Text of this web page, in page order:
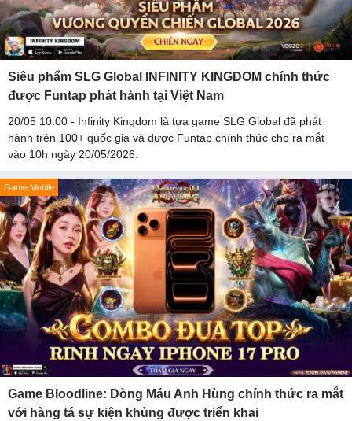
Siêu phẩm SLG Global INFINITY KINGDOM chính thức
được Funtap phát hành tại Việt Nam
20/05 10:00 - Infinity Kingdom là tựa game SLG Global đã phát
hành trên 100+ quốc gia và được Funtap chính thức cho ra mắt
vào 10h ngày 20/05/2026.
Game Mobile
Game Bloodline: Dòng Máu Anh Hùng chính thức ra mắt
với hàng tá sự kiện khủng được triển khai